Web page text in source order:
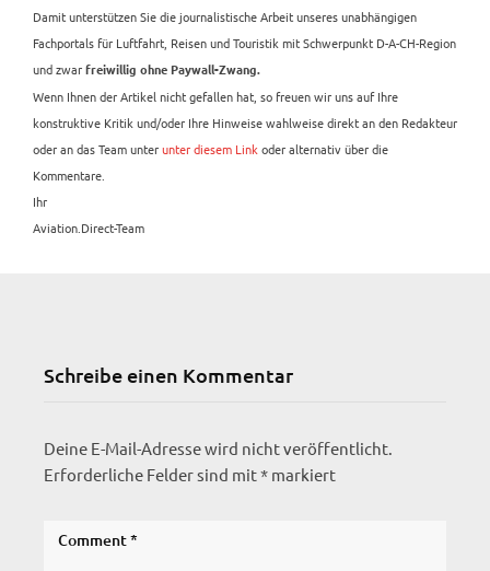
Damit unterstützen Sie die journalistische Arbeit unseres unabhängigen
Fachportals für Luftfahrt, Reisen und Touristik mit Schwerpunkt D-A-CH-Region
und zwar freiwillig ohne Paywall-Zwang.
Wenn Ihnen der Artikel nicht gefallen hat, so freuen wir uns auf Ihre
konstruktive Kritik und/oder Ihre Hinweise wahlweise direkt an den Redakteur
oder an das Team unterunter diesem Linkoder alternativ über die
Kommentare.
Ihr
Aviation.Direct-Team
Schreibe einen Kommentar
Deine E-Mail-Adresse wird nicht veröffentlicht.
Erforderliche Felder sind mit* markiert